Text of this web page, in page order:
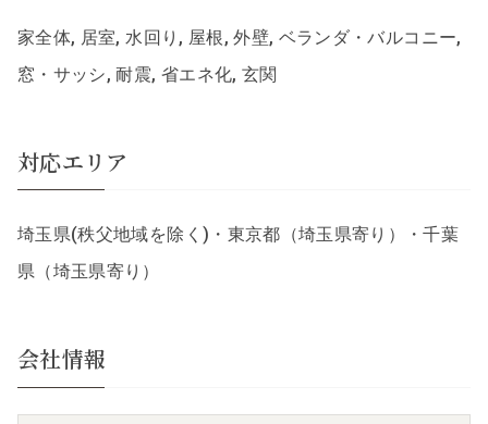
家全体, 居室, 水回り, 屋根, 外壁, ベランダ・バルコニー,
窓・サッシ, 耐震, 省エネ化, 玄関
対応エリア
埼玉県(秩父地域を除く)・東京都（埼玉県寄り）・千葉
県（埼玉県寄り）
会社情報